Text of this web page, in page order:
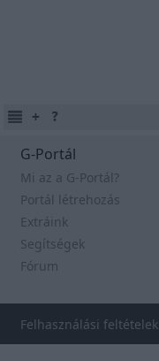
G-Portál
Mi az a G-Portál?
Portál létrehozás
Extráink
Segítségek
Fórum
Felhasználási feltételek